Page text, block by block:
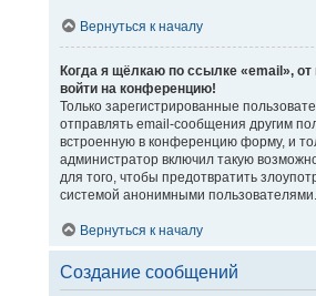
Вернуться к началу
Когда я щёлкаю по ссылке «email»,
войти на конференцию!
Только зарегистрированные
отправлять email-сообщения другим
встроенную в конференцию форму, и
администратор включил такую
для того, чтобы предотвратить
системой анонимными пользователями.
Вернуться к началу
Создание сообщений